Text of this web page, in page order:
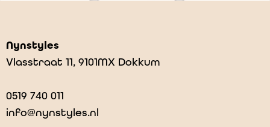
Nynstyles
Vlasstraat 11, 9101MX Dokkum
0519 740 011
info@nynstyles.nl